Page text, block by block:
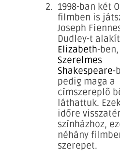
1998-ban két
filmben is
Joseph
Dudley-t
Elizabeth-ben,
Szerelmes
Shakespeare-
pedig maga a
címszereplő
láthattuk.
időre
színházhoz,
néhány
szerepet.